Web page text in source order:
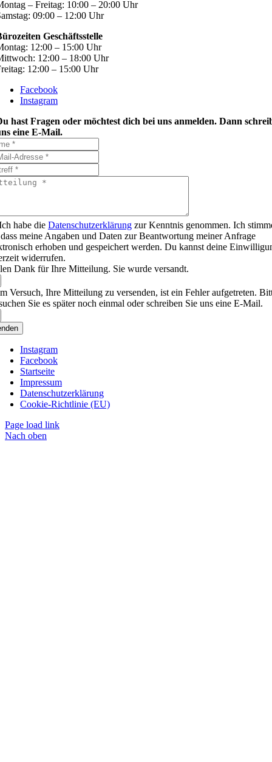
– Freitag: 10:00 – 20:00 Uhr
09:00 – 12:00 Uhr
Geschäftsstelle
12:00 – 15:00 Uhr
12:00 – 18:00 Uhr
12:00 – 15:00 Uhr
Facebook
Instagram
hast Fragen oder möchtest dich bei uns anmelden. Dann
eine E-Mail.
habe die Datenschutzerklärung zur Kenntnis genommen. Ich
meine Angaben und Daten zur Beantwortung meiner Anfrage
erhoben und gespeichert werden. Du kannst deine
widerrufen.
Dank für Ihre Mitteilung. Sie wurde versandt.
Versuch, Ihre Mitteilung zu versenden, ist ein Fehler aufgetreten.
Sie es später noch einmal oder schreiben Sie uns eine E-Mail.
Instagram
Facebook
Startseite
Impressum
Datenschutzerklärung
Cookie-Richtlinie (EU)
Page load link
Nach oben